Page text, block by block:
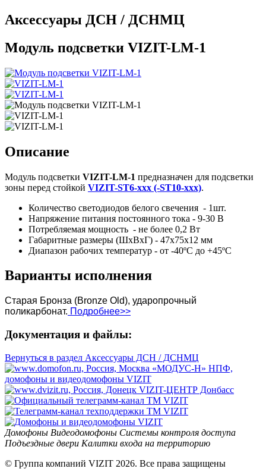
Аксессуары ДСН / ДСНМЦ
Модуль подсветки VIZIT-LM-1
Описание
Модуль подсветки VIZIT-LM-1 предназначен для подсветки
зоны перед стойкой VIZIT-ST6-xxx (-ST10-xxx).
Количество светодиодов белого свечения - 1шт.
Напряжение питания постоянного тока - 9-30 В
Потребляемая мощность - не более 0,2 Вт
Габаритные размеры (ШхВхГ) - 47х75х12 мм
Диапазон рабочих температур - от -40ºС до +45ºС
Варианты исполнения
Старая Бронза (Bronze Old), ударопрочный
поликарбонат. Подробнее>>
Документация и файлы:
Вернуться в раздел Аксессуары ДСН / ДСНМЦ
Домофоны Видеодомофоны Системы контроля доступа
Подъездные двери Калитки входа на территорию
© Группа компаний VIZIT 2026. Все права защищены